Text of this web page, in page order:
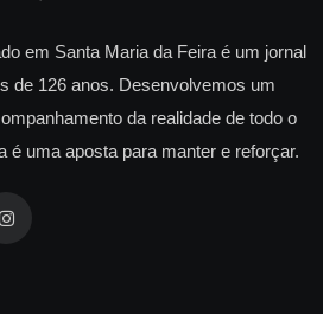
em Santa Maria da Feira é um jornal
de 126 anos. Desenvolvemos um
da realidade de todo o
é uma aposta para manter e reforçar.